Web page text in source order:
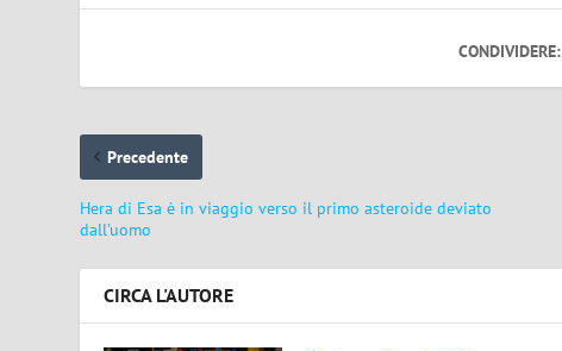
CONDIVIDERE:
Precedente
Hera di Esa è in viaggio verso il primo asteroide deviato
dall’uomo
CIRCA L'AUTORE